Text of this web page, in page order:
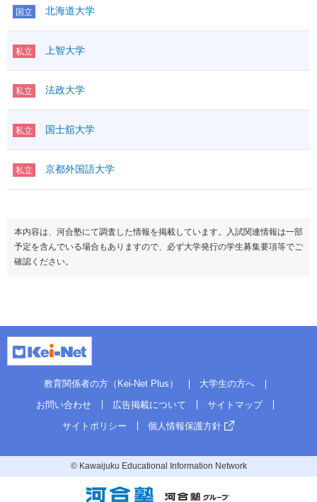
国立 北海道大学
私立 上智大学
私立 法政大学
私立 国士舘大学
私立 京都外国語大学
本内容は、河合塾にて調査した情報を掲載しています。入試関連情報は一部
予定を含んでいる場合もありますので、必ず大学発行の学生募集要項等でご
確認ください。
教育関係者の方（Kei-Net Plus）
大学生の方へ
お問い合わせ
広告掲載について
サイトマップ
サイトポリシー
個人情報保護方針
© Kawaijuku Educational Information Network